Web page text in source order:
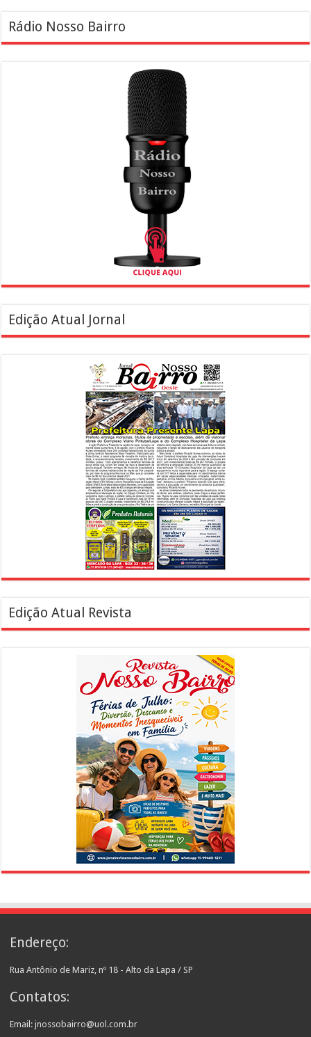
Rádio Nosso Bairro
Edição Atual Jornal
Edição Atual Revista
Endereço:
Rua Antônio de Mariz, nº 18 - Alto da Lapa / SP
Contatos:
Email: jnossobairro@uol.com.br